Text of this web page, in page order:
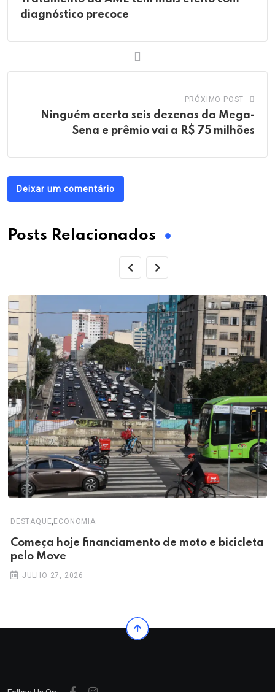
diagnóstico precoce
PRÓXIMO POST
Ninguém acerta seis dezenas da Mega-
Sena e prêmio vai a R$ 75 milhões
Deixar um comentário
Posts Relacionados
DESTAQUE, ECONOMIA
Começa hoje financiamento de moto e bicicleta
pelo Move
JULHO 27, 2026